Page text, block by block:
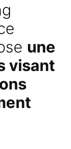
une
visant